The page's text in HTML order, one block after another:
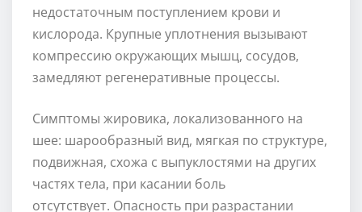
недостаточным поступлением крови и
кислорода. Крупные уплотнения вызывают
компрессию окружающих мышц, сосудов,
замедляют регенеративные процессы.
Симптомы жировика, локализованного на
шее: шарообразный вид, мягкая по структуре,
подвижная, схожа с выпуклостями на других
частях тела, при касании боль
отсутствует. Опасность при разрастании